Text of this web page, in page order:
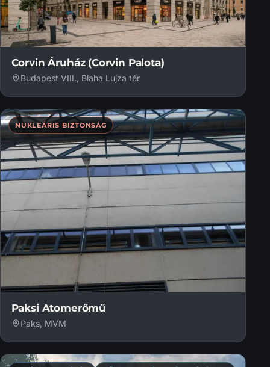
Corvin Áruház (Corvin Palota)
Budapest VIII., Blaha Lujza tér
NUKLEÁRIS BIZTONSÁG
Paksi Atomerőmű
Paks, MVM